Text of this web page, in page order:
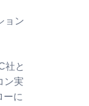
ョン
社と
ン実
ーに